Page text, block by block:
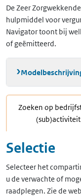
De Zeer
hulpmiddel voor
Navigator toont bij
of geëmitteerd.
Zoeken op
(sub)activiteit
Selectie
Selecteer het
u de verwachte of
raadplegen. Zie de